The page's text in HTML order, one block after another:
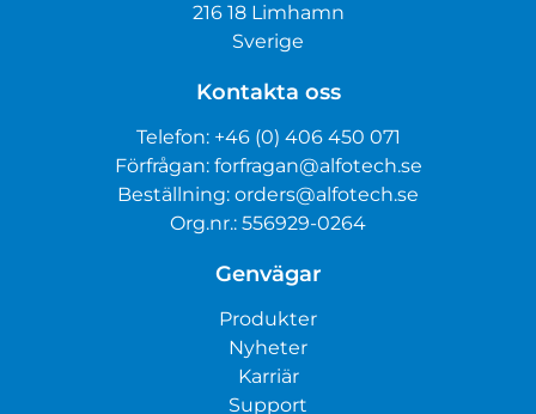
216 18 Limhamn
Sverige
Kontakta oss
Telefon: +46 (0) 406 450 071
Förfrågan: forfragan@alfotech.se
Beställning: orders@alfotech.se
Org.nr.: 556929-0264
Genvägar
Produkter
Nyheter
Karriär
Support